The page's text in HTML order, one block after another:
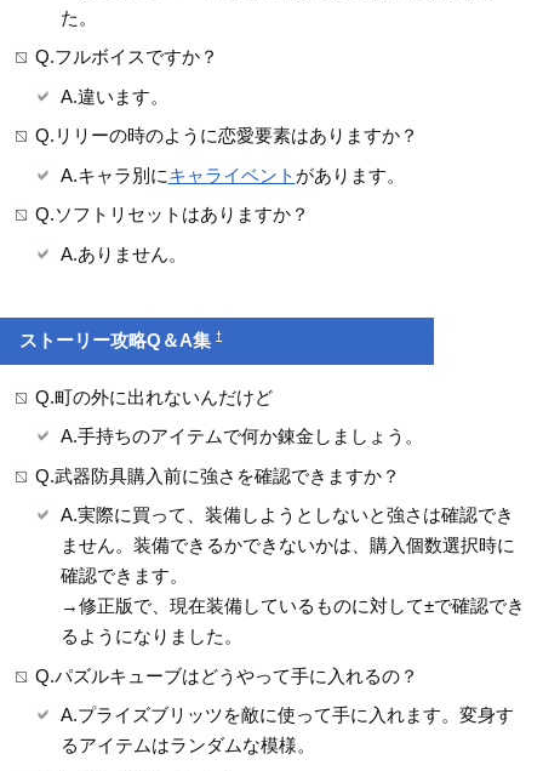
た。
Q.フルボイスですか？
A.違います。
Q.リリーの時のように恋愛要素はありますか？
A.キャラ別にキャライベント があります。
Q.ソフトリセットはありますか？
A.ありません。
ストーリー攻略Q＆A集†
Q.町の外に出れないんだけど
A.手持ちのアイテムで何か錬金しましょう。
Q.武器防具購入前に強さを確認できますか？
A.実際に買って、装備しようとしないと強さは確認でき
ません。装備できるかできないかは、購入個数選択時に
確認できます。
→修正版で、現在装備しているものに対して±で確認でき
るようになりました。
Q.パズルキューブはどうやって手に入れるの？
A.プライズブリッツを敵に使って手に入れます。変身す
るアイテムはランダムな模様。